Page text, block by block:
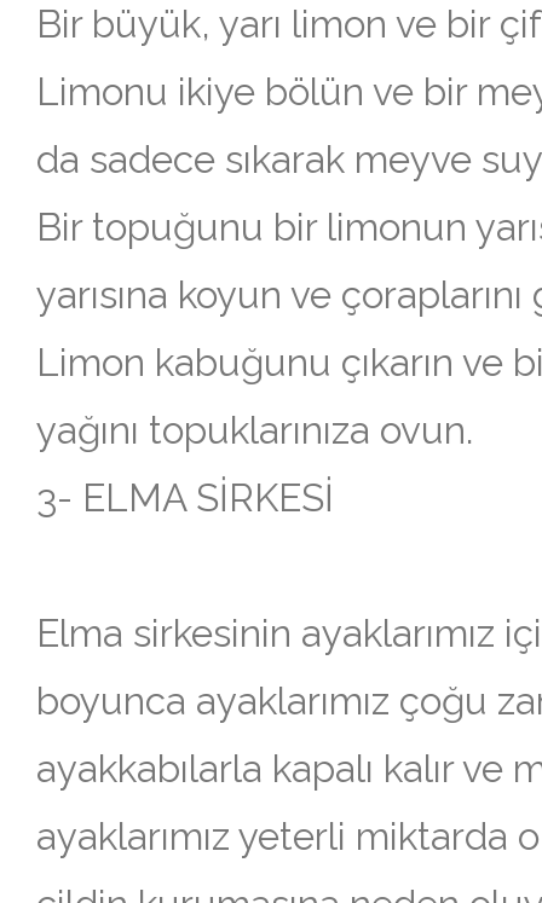
Bir büyük, yarı limon ve bir
Limonu ikiye bölün ve bir
da sadece sıkarak meyve
Bir topuğunu bir limonun
yarısına koyun ve
Limon kabuğunu çıkarın ve
yağını topuklarınıza ovun.
3- ELMA SİRKESİ
Elma sirkesinin ayaklarımız
boyunca ayaklarımız çoğu
ayakkabılarla kapalı kalır
ayaklarımız yeterli miktarda